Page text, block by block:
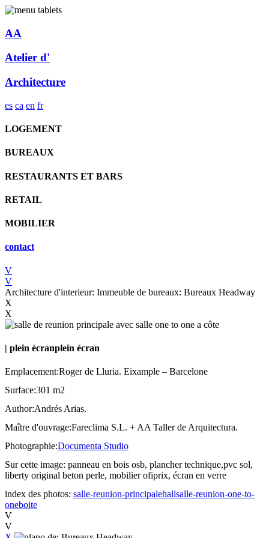
AA
Atelier d'
Architecture
es ca en fr
LOGEMENT
BUREAUX
RESTAURANTS ET BARS
RETAIL
MOBILIER
contact
V
V
Architecture d'interieur: Immeuble de bureaux: Bureaux Headway
X
X
| plein écranplein écran
Emplacement:Roger de Lluria. Eixample – Barcelone
Surface:301 m2
Author:Andrés Arias.
Maître d'ouvrage:Fareclima S.L. + AA Taller de Arquitectura.
Photographie:Documenta Studio
Sur cette image: panneau en bois osb, plancher technique,pvc sol,
liberty original beton perle, mobilier ofiprix, écran en verre
index des photos: salle-reunion-principalehallsalle-reunion-one-to-
oneboite
V
V